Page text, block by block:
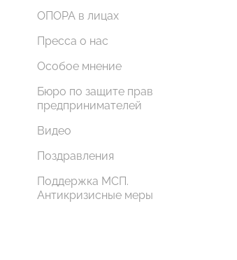
ОПОРА в лицах
Пресса о нас
Особое мнение
Бюро по защите прав
предпринимателей
Видео
Поздравления
Поддержка МСП.
Антикризисные меры